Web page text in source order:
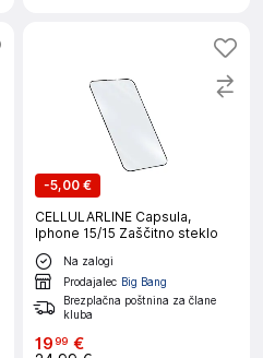
-5,00 €
CELLULARLINE Capsula,
Iphone 15/15 Zaščitno steklo
Na zalogi
Prodajalec Big Bang
Brezplačna poštnina za člane
kluba
1999 €